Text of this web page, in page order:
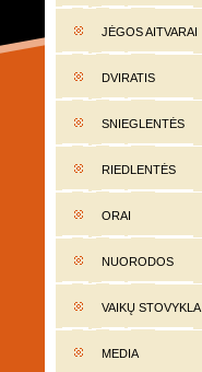
JĖGOS AITVARAI
DVIRATIS
SNIEGLENTĖS
RIEDLENTĖS
ORAI
NUORODOS
VAIKŲ STOVYKLA
MEDIA